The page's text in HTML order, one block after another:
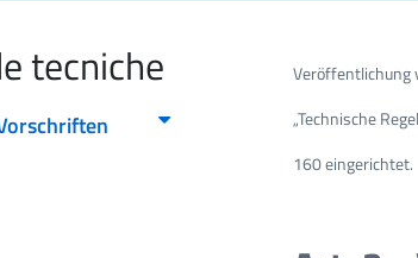
tecniche
Veröffentlichung
„Technische
160 eingerichtet.